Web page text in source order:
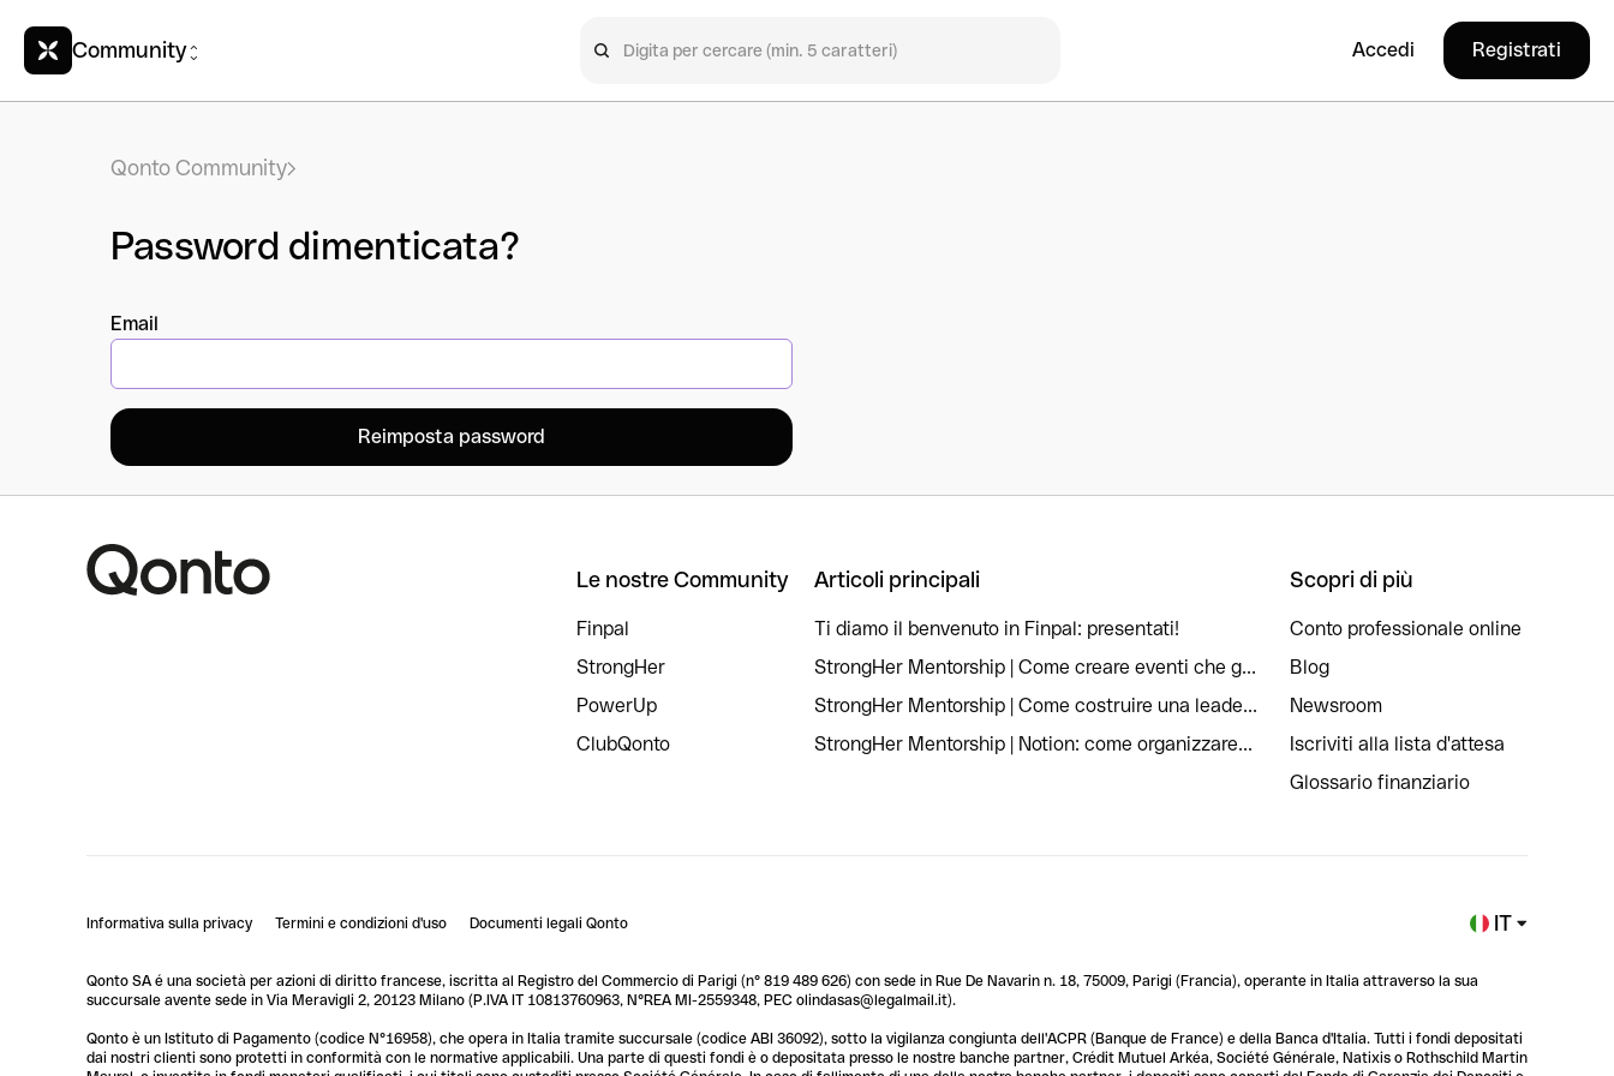
Community Accedi Registrati
Qonto Community
Password dimenticata?
Email
Le nostre Community
Finpal
StrongHer
PowerUp
ClubQonto
Articoli principali
Ti diamo il benvenuto in Finpal: presentati!
StrongHer Mentorship | Come creare eventi che g...
StrongHer Mentorship | Come costruire una leade...
StrongHer Mentorship | Notion: come organizzare...
Scopri di più
Conto professionale online
Blog
Newsroom
Iscriviti alla lista d'attesa
Glossario finanziario
Informativa sulla privacy Termini e condizioni d'uso Documenti legali Qonto IT
Qonto SA é una società per azioni di diritto francese, iscritta al Registro del Commercio di Parigi (n° 819 489 626) con sede in Rue De Navarin n. 18, 75009, Parigi (Francia), operante in Italia attraverso la sua
succursale avente sede in Via Meravigli 2, 20123 Milano (P.IVA IT 10813760963, N°REA MI-2559348, PEC olindasas@legalmail.it).
Qonto è un Istituto di Pagamento (codice N°16958), che opera in Italia tramite succursale (codice ABI 36092), sotto la vigilanza congiunta dell'ACPR (Banque de France) e della Banca d'Italia. Tutti i fondi depositati
dai nostri clienti sono protetti in conformità con le normative applicabili. Una parte di questi fondi è o depositata presso le nostre banche partner, Crédit Mutuel Arkéa, Société Générale, Natixis o Rothschild Martin